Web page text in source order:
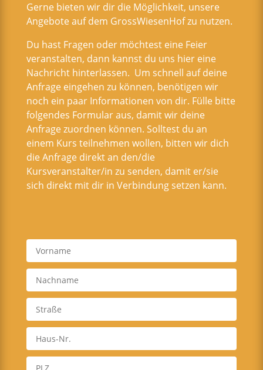
Gerne bieten wir dir die Möglichkeit, unsere
Angebote auf dem GrossWiesenHof zu nutzen.
Du hast Fragen oder möchtest eine Feier
veranstalten, dann kannst du uns hier eine
Nachricht hinterlassen. Um schnell auf deine
Anfrage eingehen zu können, benötigen wir
noch ein paar Informationen von dir. Fülle bitte
folgendes Formular aus, damit wir deine
Anfrage zuordnen können. Solltest du an
einem Kurs teilnehmen wollen, bitten wir dich
die Anfrage direkt an den/die
Kursveranstalter/in zu senden, damit er/sie
sich direkt mit dir in Verbindung setzen kann.